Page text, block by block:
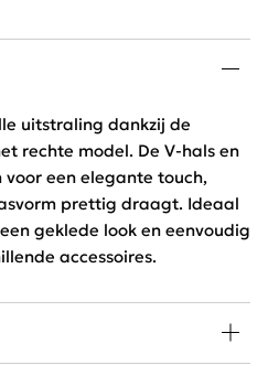
uitstraling dankzij de
rechte model. De V-hals en
een elegante touch,
prettig draagt. Ideaal
geklede look en eenvoudig
accessoires.